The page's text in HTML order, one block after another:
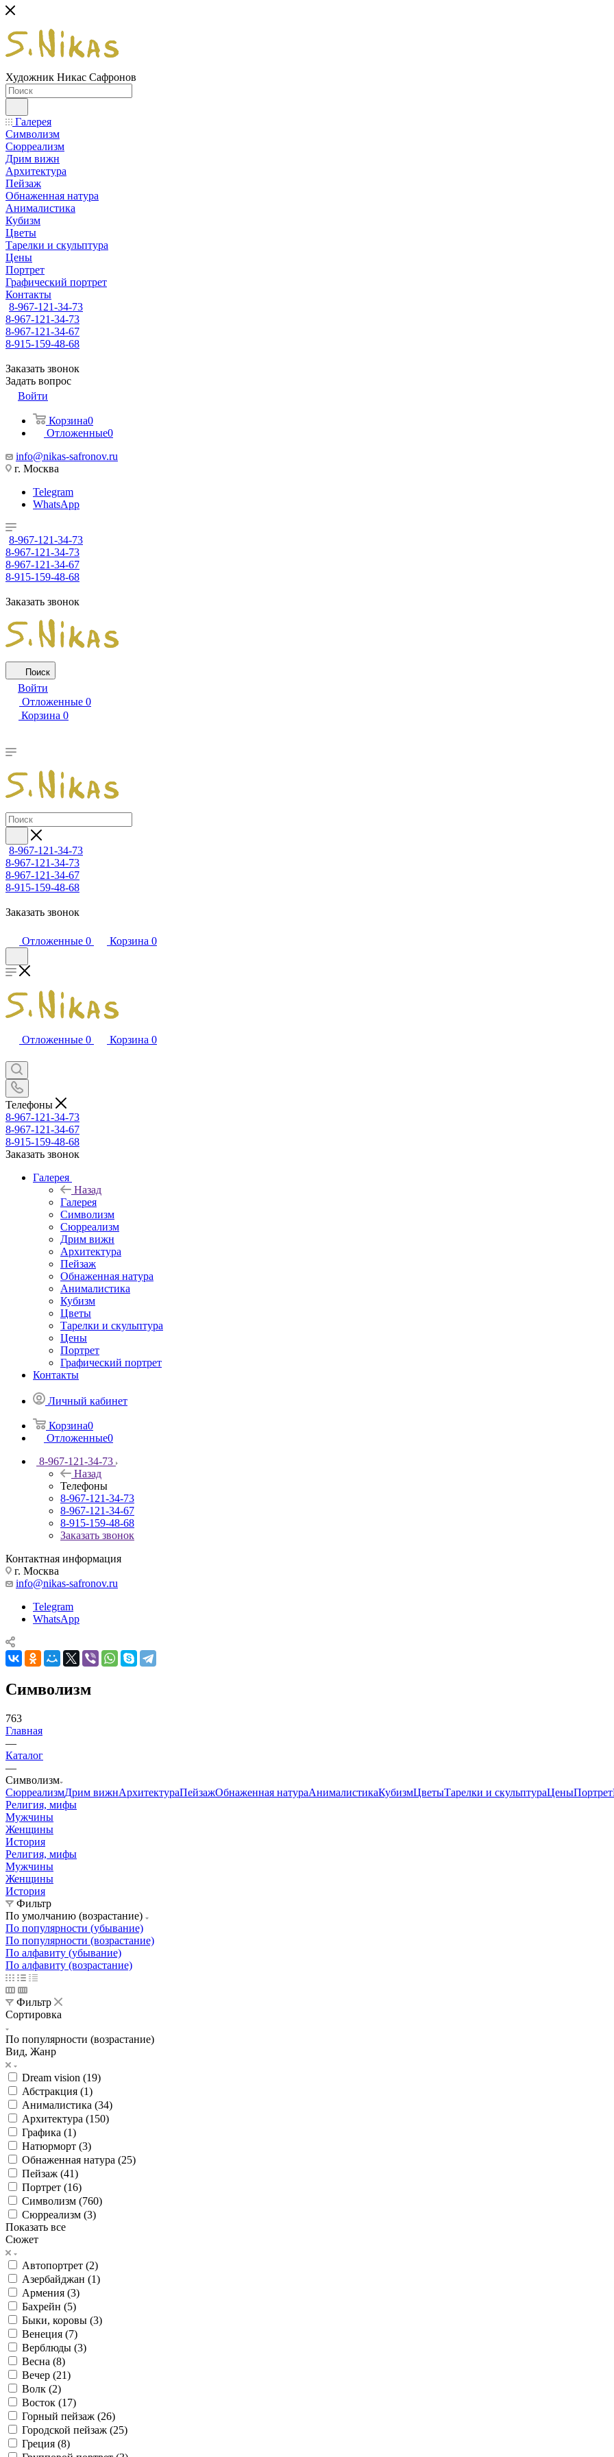
Художник Никас Сафронов
Галерея
Символизм
Сюрреализм
Дрим вижн
Архитектура
Пейзаж
Обнаженная натура
Анималистика
Кубизм
Цветы
Тарелки и скульптура
Цены
Портрет
Графический портрет
Контакты
8-967-121-34-73
8-967-121-34-73
8-967-121-34-67
8-915-159-48-68
Заказать звонок
Задать вопрос
Войти
Корзина0
Отложенные0
info@nikas-safronov.ru
г. Москва
Telegram
WhatsApp
8-967-121-34-73
8-967-121-34-73
8-967-121-34-67
8-915-159-48-68
Заказать звонок
Поиск
Войти
Отложенные 0
Корзина 0
8-967-121-34-73
8-967-121-34-73
8-967-121-34-67
8-915-159-48-68
Заказать звонок
Отложенные 0 Корзина 0
Отложенные 0 Корзина 0
Телефоны
8-967-121-34-73
8-967-121-34-67
8-915-159-48-68
Заказать звонок
Галерея
Назад
Галерея
Символизм
Сюрреализм
Дрим вижн
Архитектура
Пейзаж
Обнаженная натура
Анималистика
Кубизм
Цветы
Тарелки и скульптура
Цены
Портрет
Графический портрет
Контакты
Личный кабинет
Корзина0
Отложенные0
8-967-121-34-73
Назад
Телефоны
8-967-121-34-73
8-967-121-34-67
8-915-159-48-68
Заказать звонок
Контактная информация
г. Москва
info@nikas-safronov.ru
Telegram
WhatsApp
Символизм
763
Главная
—
Каталог
—
Символизм
СюрреализмДрим вижнАрхитектураПейзажОбнаженная натураАнималистикаКубизмЦветыТарелки и скульптураЦеныПортрет
Религия, мифы
Мужчины
Женщины
История
Религия, мифы
Мужчины
Женщины
История
Фильтр
По умолчанию (возрастание)
По популярности (убывание)
По популярности (возрастание)
По алфавиту (убывание)
По алфавиту (возрастание)
Фильтр
Сортировка
По популярности (возрастание)
Вид, Жанр
Dream vision (19)
Абстракция (1)
Анималистика (34)
Архитектура (150)
Графика (1)
Натюрморт (3)
Обнаженная натура (25)
Пейзаж (41)
Портрет (16)
Символизм (760)
Сюрреализм (3)
Показать все
Сюжет
Автопортрет (2)
Азербайджан (1)
Армения (3)
Бахрейн (5)
Быки, коровы (3)
Венеция (7)
Верблюды (3)
Весна (8)
Вечер (21)
Волк (2)
Восток (17)
Горный пейзаж (26)
Городской пейзаж (25)
Греция (8)